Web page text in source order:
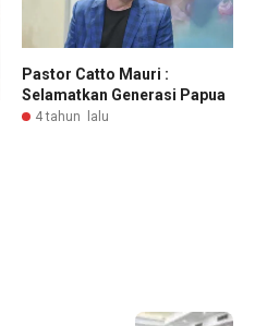
Pastor Catto Mauri :
Selamatkan Generasi Papua
4 tahun lalu